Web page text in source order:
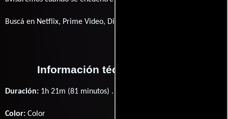
Buscá en Netflix, Prime Video, Disney+
Información técnica y general
Duración: 1h 21m (81 minutos) .
Color: Color